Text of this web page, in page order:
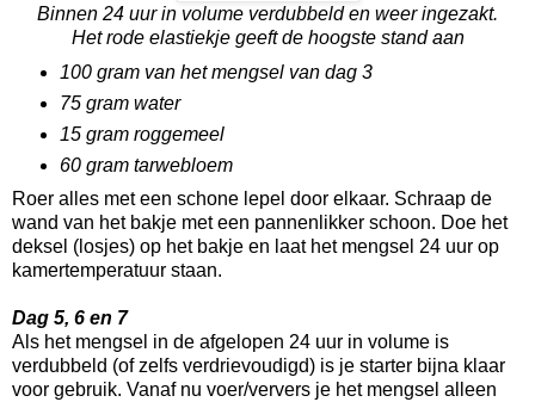
Binnen 24 uur in volume verdubbeld en weer ingezakt.
Het rode elastiekje geeft de hoogste stand aan
100 gram van het mengsel van dag 3
75 gram water
15 gram roggemeel
60 gram tarwebloem
Roer alles met een schone lepel door elkaar. Schraap de
wand van het bakje met een pannenlikker schoon. Doe het
deksel (losjes) op het bakje en laat het mengsel 24 uur op
kamertemperatuur staan.
Dag 5, 6 en 7
Als het mengsel in de afgelopen 24 uur in volume is
verdubbeld (of zelfs verdrievoudigd) is je starter bijna klaar
voor gebruik. Vanaf nu voer/ververs je het mengsel alleen